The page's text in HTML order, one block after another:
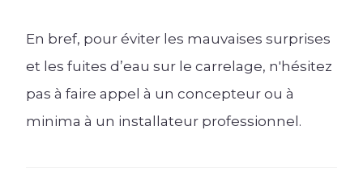
En bref, pour éviter les mauvaises surprises
et les fuites d’eau sur le carrelage, n'hésitez
pas à faire appel à un concepteur ou à
minima à un installateur professionnel.